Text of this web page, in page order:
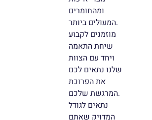
ומהחומרים
המעולים ביותר.
מוזמנים לקבוע
שיחת התאמה
ויחד עם הצוות
שלנו נתאים לכם
את הפרוכת
המרגשת שלכם.
נתאים לגודל
המדויק שאתם